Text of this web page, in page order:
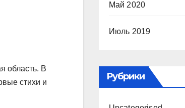
область. В
стихи и
Май 2020
Июль 2019
Рубрики